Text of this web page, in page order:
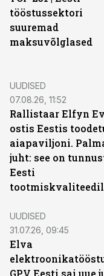
tööstussektori
suuremad
maksuvõlglased
UUDISED
07.08.26, 11:52
Rallistaar Elfyn
ostis Eestis
aiapaviljoni.
juht: see on
Eesti
UUDISED
31.07.26, 09:45
Elva
GPV Eesti sai uue